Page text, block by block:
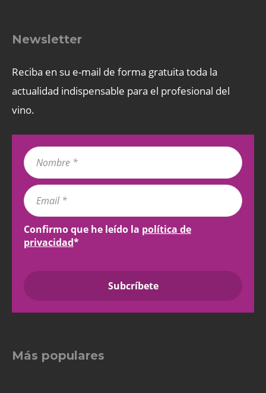
Newsletter
Reciba en su e-mail de forma gratuita toda la
actualidad indispensable para el profesional del
vino.
Confirmo que he leído la política de
privacidad*
Más populares